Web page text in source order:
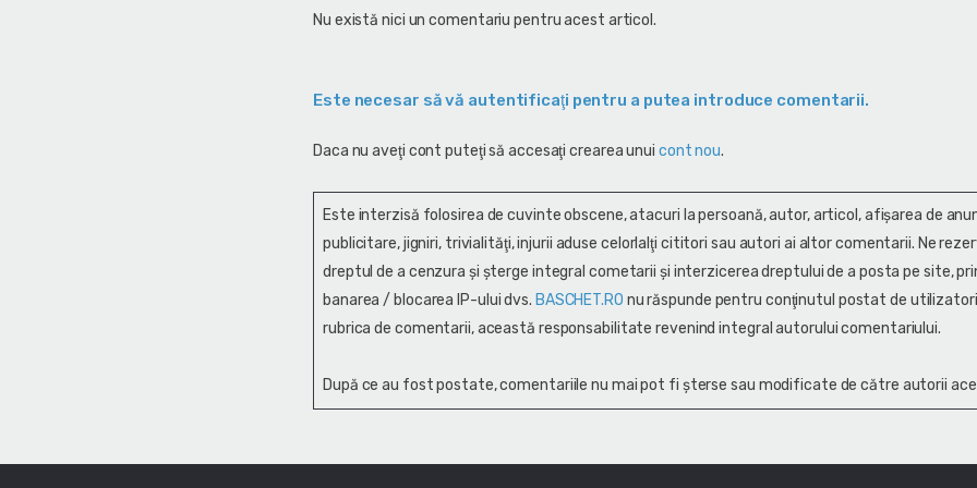
Nu există nici un comentariu pentru acest articol.
Este necesar să vă autentificaţi pentru a putea introduce comentarii.
Daca nu aveţi cont puteţi să accesaţi crearea unui cont nou.
Este interzisă folosirea de cuvinte obscene, atacuri la persoană, autor, articol, afişarea de
publicitare, jigniri, trivialităţi, injurii aduse celorlalţi cititori sau autori ai altor comentarii. Ne
dreptul de a cenzura și şterge integral cometarii și interzicerea dreptului de a posta pe site,
banarea / blocarea IP-ului dvs. BASCHET.RO nu răspunde pentru conţinutul postat de
rubrica de comentarii, această responsabilitate revenind integral autorului comentariului.
După ce au fost postate, comentariile nu mai pot fi șterse sau modificate de către autorii